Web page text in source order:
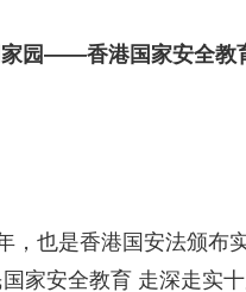
家园——香港国家安全教
也是香港国安法颁布
家安全教育 走深走实